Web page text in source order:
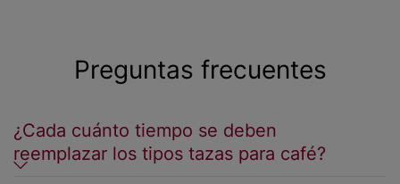
Preguntas frecuentes
¿Cada cuánto tiempo se deben
reemplazar los tipos tazas para café?